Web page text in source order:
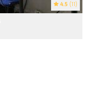
4.5 (11)